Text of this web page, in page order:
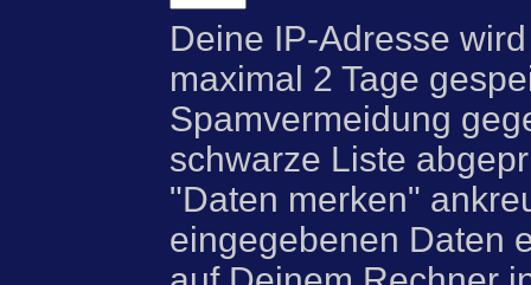
Deine IP-Adresse
maximal 2 Tage
Spamvermeidung
schwarze Liste
"Daten merken"
eingegebenen Daten